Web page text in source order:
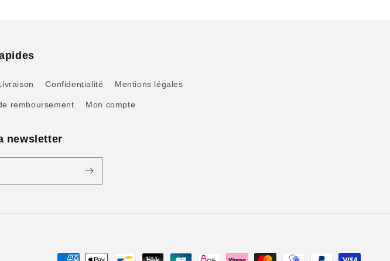
Confidentialité Mentions légales
remboursement Mon compte
newsletter